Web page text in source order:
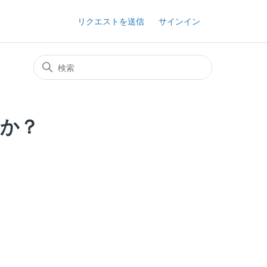
リクエストを送信 サインイン
？